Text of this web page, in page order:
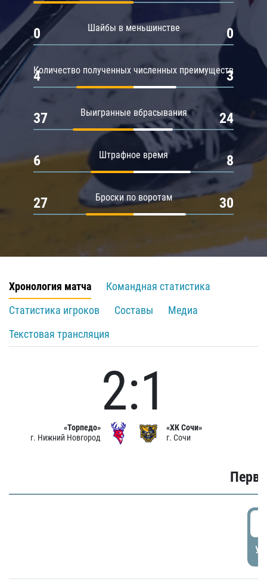
Шайбы в меньшинстве
0 0
Количество полученных численных преимуществ
4 3
Выигранные вбрасывания
37 24
Штрафное время
6 8
Броски по воротам
27 30
Хронология матча
Командная статистика
Статистика игроков
Составы
Медиа
Текстовая трансляция
«Торпедо»
г. Нижний Новгород
2:1
«ХК Сочи»
г. Сочи